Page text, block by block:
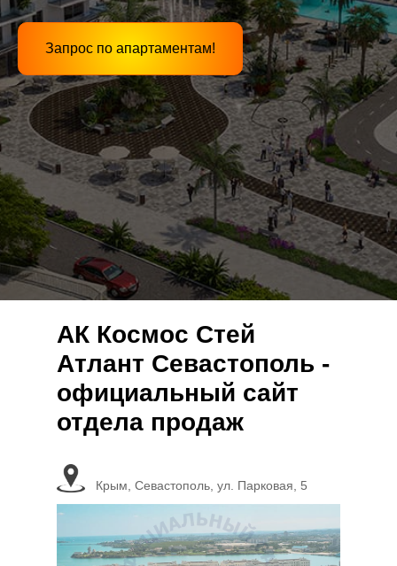
Запрос по апартаментам!
АК Космос Стей
Атлант Севастополь -
официальный сайт
отдела продаж
Крым, Севастополь, ул. Парковая, 5